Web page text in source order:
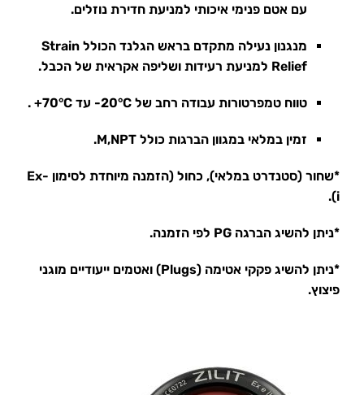
עם אטם פנימי איכותי למניעת חדירת נוזלים.
מנגנון נעילה מתקדם בראש הגלנד הכולל Strain
Relief למניעת רעידות ושליפה אקראית של הכבל.
טווח טמפרטורות עבודה רחב של 20°C- עד 70°C+ .
זמין במלאי במגוון הברגות כולל M,NPT.
*שחור (סטנדרט במלאי), כחול (הזמנה מיוחדת לסימון Ex-
i).
*ניתן להשיג הברגה PG לפי הזמנה.
*ניתן להשיג פקקי אטימה (Plugs) ואטמים ייעודיים מוגני
פיצוץ.